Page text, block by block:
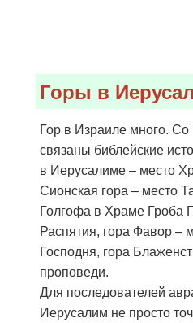
Горы в
Гор в Израиле много. Со
связаны библейские
в Иерусалиме – место
Сионская гора – место
Голгофа в Храме Гроба
Распятия, гора Фавор –
Господня, гора
проповеди.
Для последователей
Иерусалим не просто